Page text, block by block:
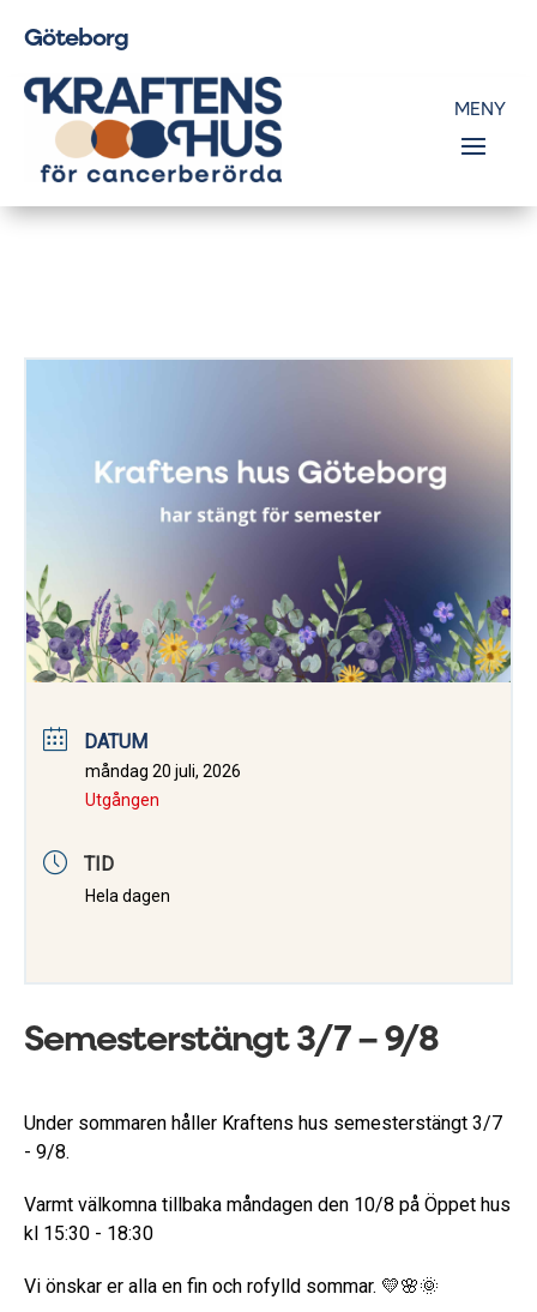
Göteborg
DATUM
måndag 20 juli, 2026
Utgången
TID
Hela dagen
Semesterstängt 3/7 – 9/8
Under sommaren håller Kraftens hus semesterstängt 3/7
- 9/8.
Varmt välkomna tillbaka måndagen den 10/8 på Öppet hus
kl 15:30 - 18:30
Vi önskar er alla en fin och rofylld sommar. 💛🌸🌞